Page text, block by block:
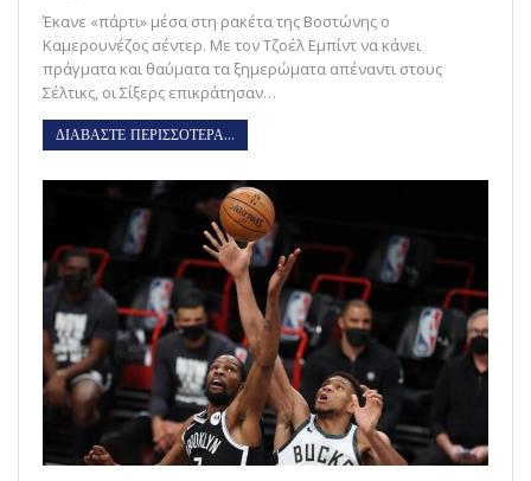
Έκανε «πάρτι» μέσα στη ρακέτα της Βοστώνης ο
Καμερουνέζος σέντερ. Με τον Τζοέλ Εμπίντ να κάνει
πράγματα και θαύματα τα ξημερώματα απέναντι στους
Σέλτικς, οι Σίξερς επικράτησαν…
ΔΙΑΒΑΣΤΕ ΠΕΡΙΣΣΟΤΕΡΑ...